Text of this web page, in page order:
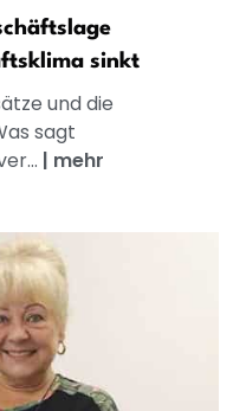
sinkt
und die
sagt
| mehr